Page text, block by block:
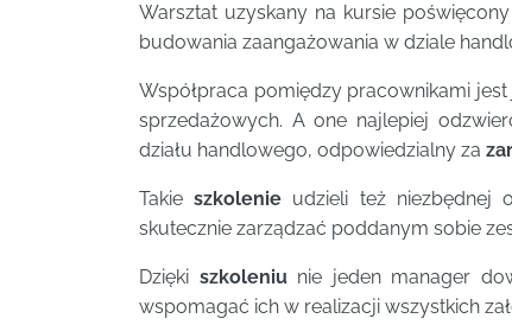
Warsztat uzyskany na kursie
budowania zaangażowania w dziale
Współpraca pomiędzy pracownikami
sprzedażowych. A one najlepiej
działu handlowego, odpowiedzialny za
Takieszkolenie udzieli też niezbędnej
skutecznie zarządzać poddanym sobie
Dzięki szkoleniunie jeden manager
wspomagać ich w realizacji wszystkich